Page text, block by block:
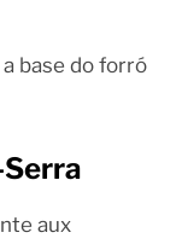
base do forró
Serra
aux